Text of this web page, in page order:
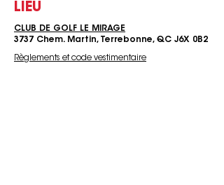
LIEU
CLUB DE GOLF LE MIRAGE
3737 Chem. Martin, Terrebonne, QC J6X 0B2
Règlements et code vestimentaire